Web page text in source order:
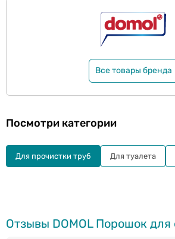
Все товары бренда
Посмотри категории
Для прочистки труб Для туалета